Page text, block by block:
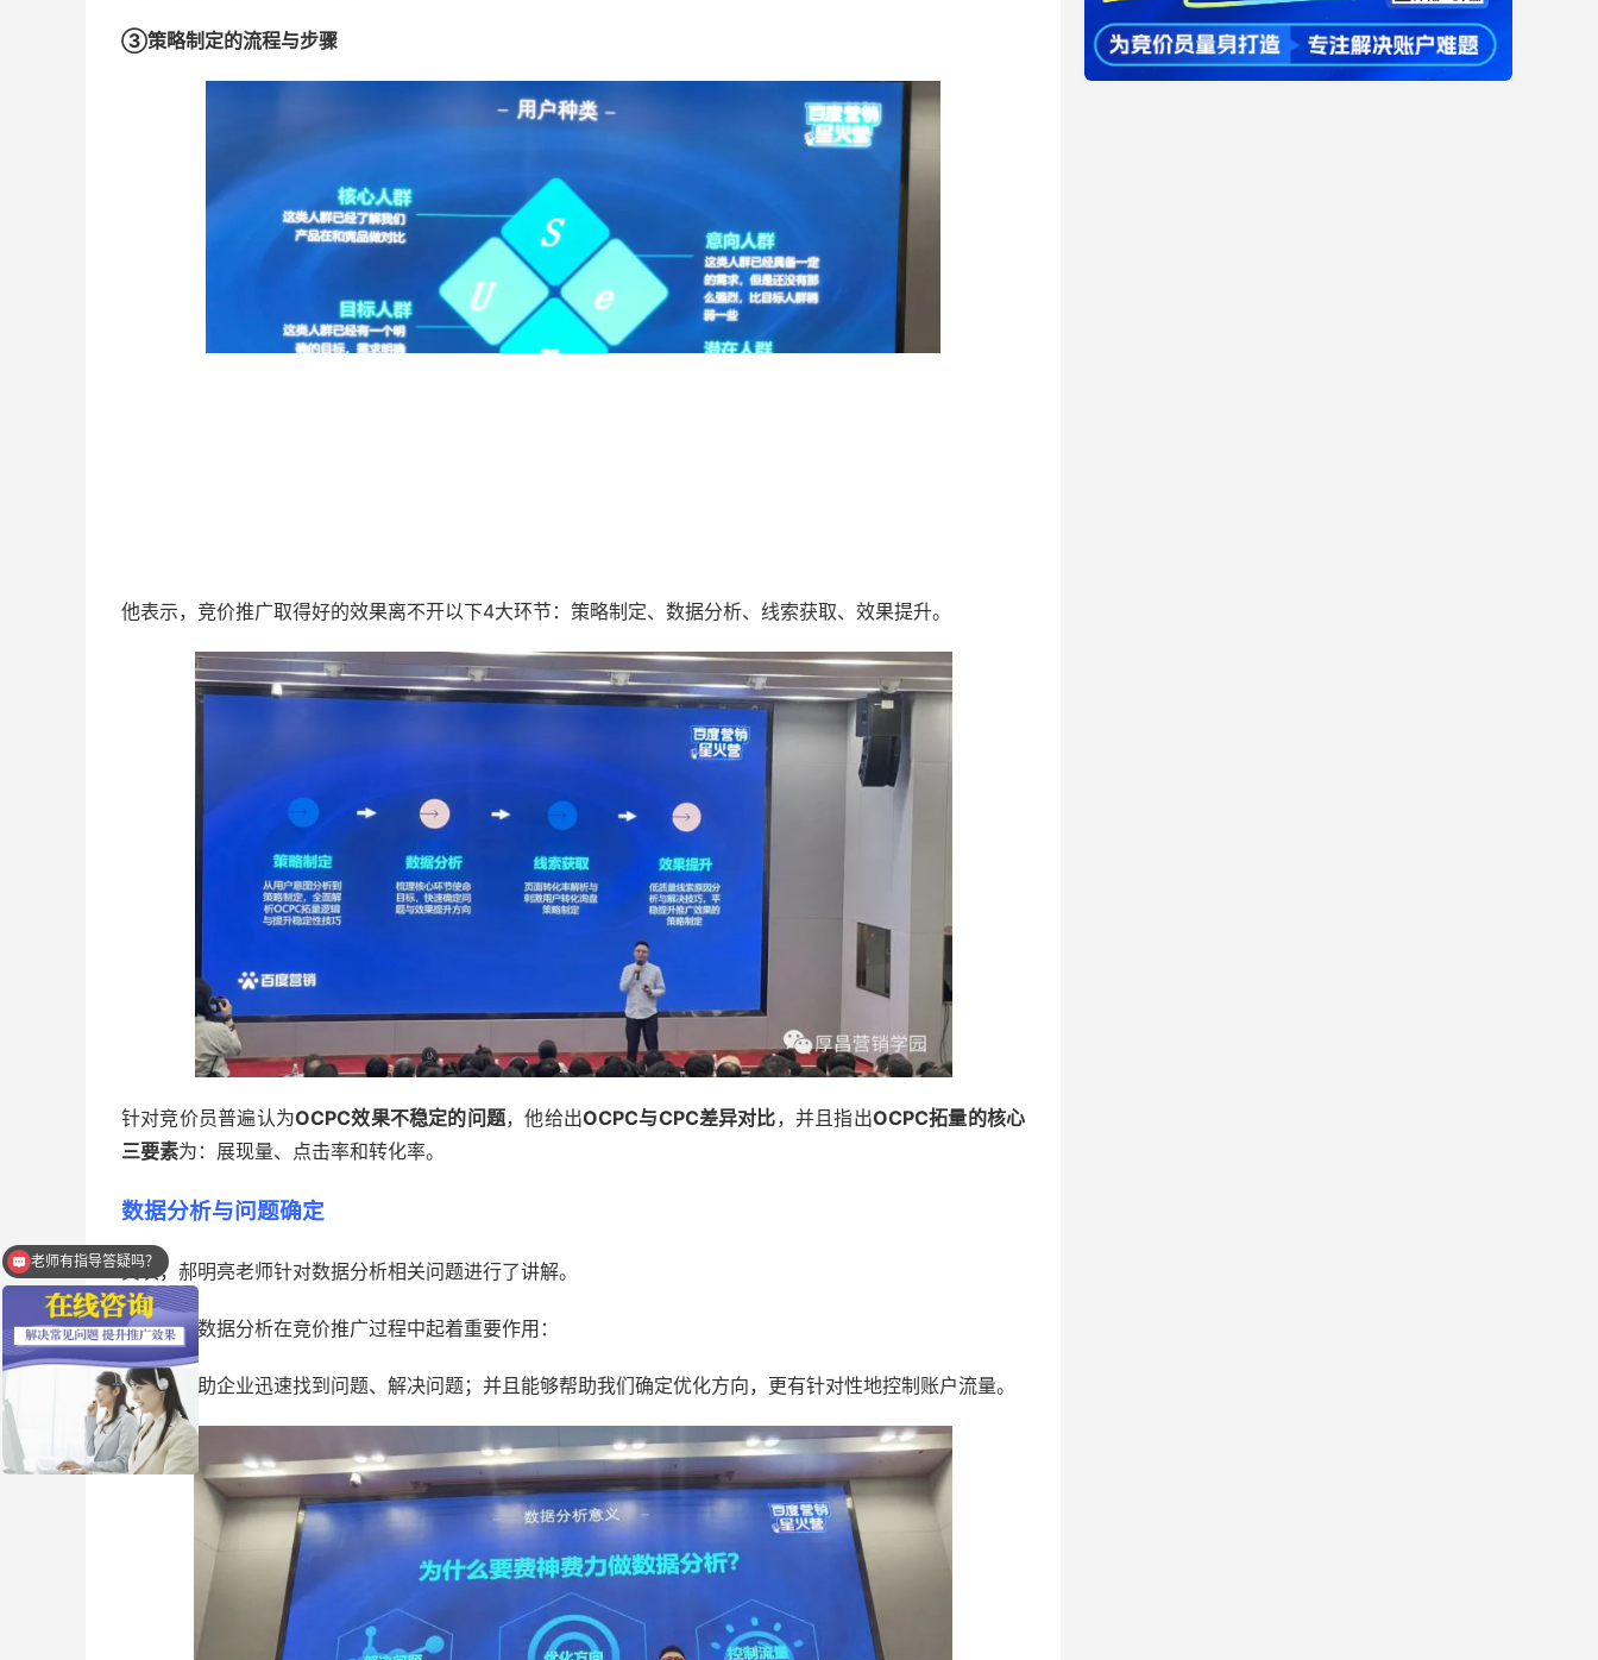
③策略制定的流程与步骤
他表示，竞价推广取得好的效果离不开以下4大环节：策略制定、数据分析、线索获取、效果提升。
针对竞价员普遍认为OCPC效果不稳定的问题，他给出OCPC与CPC差异对比，并且指出OCPC拓量的核心
三要素为：展现量、点击率和转化率。
数据分析与问题确定
其次，郝明亮老师针对数据分析相关问题进行了讲解。
他指出，数据分析在竞价推广过程中起着重要作用：
它能够帮助企业迅速找到问题、解决问题；并且能够帮助我们确定优化方向，更有针对性地控制账户流量。
老师有指导答疑吗？